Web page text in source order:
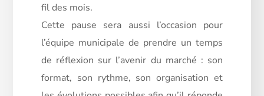
fil des mois.
Cette pause sera aussi l’occasion pour
l’équipe municipale de prendre un temps
de réflexion sur l’avenir du marché : son
format, son rythme, son organisation et